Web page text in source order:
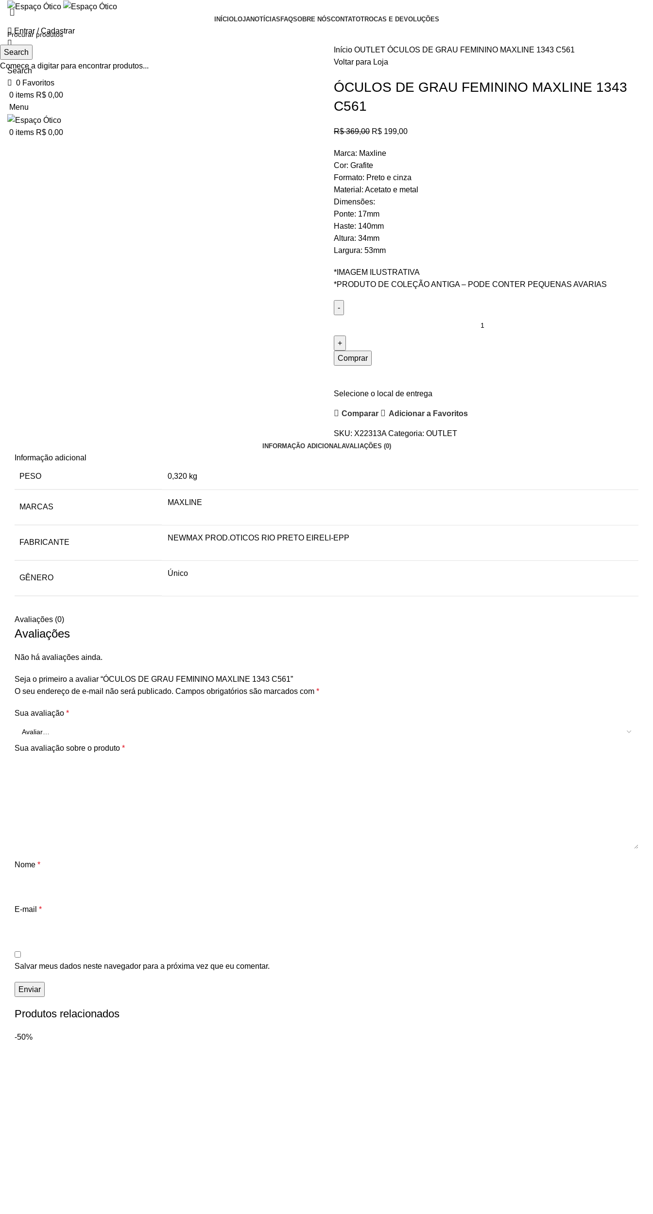
INÍCIOLOJANOTÍCIAS FAQSOBRE NÓSCONTATOTROCAS E DEVOLUÇÕES
Entrar / Cadastrar
Search
0 Favoritos
0 items R$ 0,00
Menu
0 items R$ 0,00
-46%
Click to enlarge
Início OUTLET ÓCULOS DE GRAU FEMININO MAXLINE 1343 C561
Voltar para Loja
ÓCULOS DE GRAU FEMININO MAXLINE 1343
C561
R$369,00 R$ 199,00
Marca: Maxline
Cor: Grafite
Formato: Preto e cinza
Material: Acetato e metal
Dimensões:
Ponte: 17mm
Haste: 140mm
Altura: 34mm
Largura: 53mm
*IMAGEM ILUSTRATIVA
*PRODUTO DE COLEÇÃO ANTIGA – PODE CONTER PEQUENAS AVARIAS
Comprar
Selecione o local de entrega
Comparar Adicionar a Favoritos
SKU: X22313ACategoria: OUTLET
INFORMAÇÃO ADICIONALAVALIAÇÕES (0)
Informação adicional
PESO 0,320 kg
MARCAS
MAXLINE
FABRICANTE
NEWMAX PROD.OTICOS RIO PRETO EIRELI-EPP
GÊNERO
Único
Avaliações (0)
Avaliações
Não há avaliações ainda.
Seja o primeiro a avaliar “ÓCULOS DE GRAU FEMININO MAXLINE 1343 C561”
O seu endereço de e-mail não será publicado. Campos obrigatórios são marcados com *
Sua avaliação *
Sua avaliação sobre o produto *
Nome *
E-mail *
Salvar meus dados neste navegador para a próxima vez que eu comentar.
Produtos relacionados
-50%
Search
Comece a digitar para encontrar produtos...